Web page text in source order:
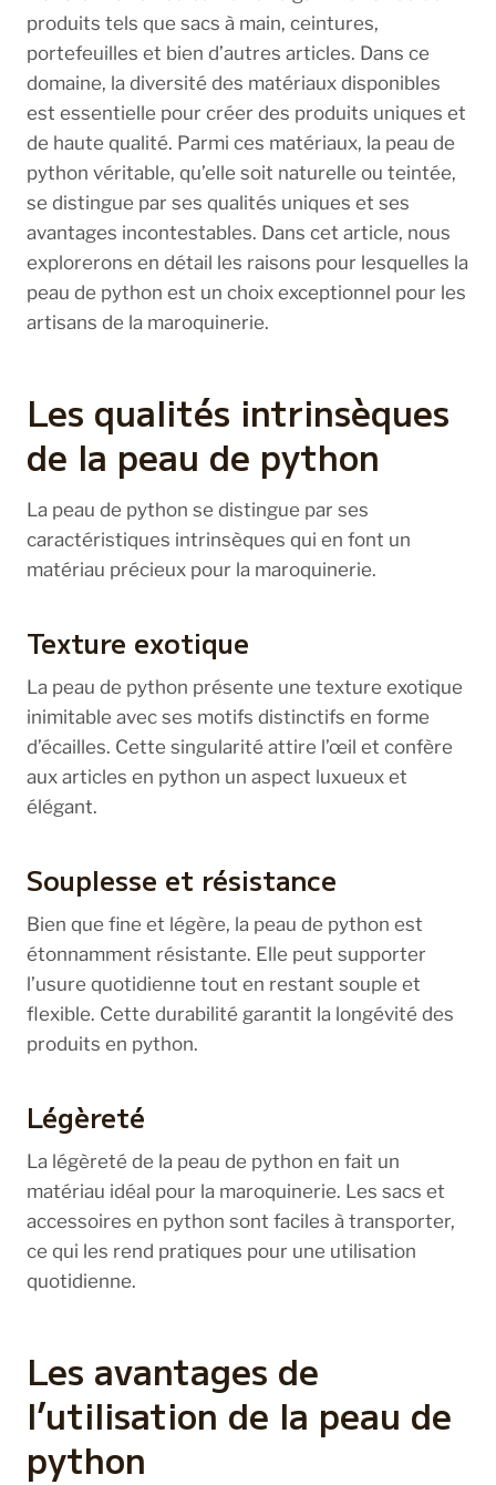
produits tels que sacs à main, ceintures,
portefeuilles et bien d’autres articles. Dans ce
domaine, la diversité des matériaux disponibles
est essentielle pour créer des produits uniques et
de haute qualité. Parmi ces matériaux, la peau de
python véritable, qu’elle soit naturelle ou teintée,
se distingue par ses qualités uniques et ses
avantages incontestables. Dans cet article, nous
explorerons en détail les raisons pour lesquelles la
peau de python est un choix exceptionnel pour les
artisans de la maroquinerie.
Les qualités intrinsèques
de la peau de python
La peau de python se distingue par ses
caractéristiques intrinsèques qui en font un
matériau précieux pour la maroquinerie.
Texture exotique
La peau de python présente une texture exotique
inimitable avec ses motifs distinctifs en forme
d’écailles. Cette singularité attire l’œil et confère
aux articles en python un aspect luxueux et
élégant.
Souplesse et résistance
Bien que fine et légère, la peau de python est
étonnamment résistante. Elle peut supporter
l’usure quotidienne tout en restant souple et
flexible. Cette durabilité garantit la longévité des
produits en python.
Légèreté
La légèreté de la peau de python en fait un
matériau idéal pour la maroquinerie. Les sacs et
accessoires en python sont faciles à transporter,
ce qui les rend pratiques pour une utilisation
quotidienne.
Les avantages de
l’utilisation de la peau de
python